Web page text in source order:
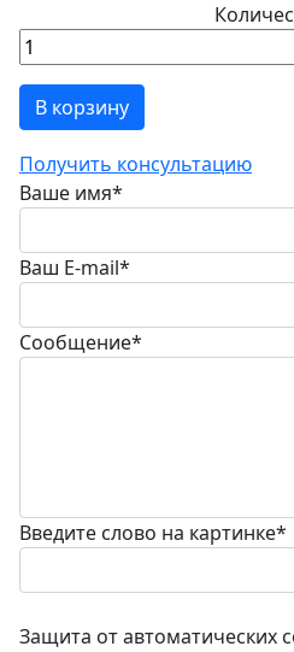
В корзину
Получить консультацию
Ваше имя*
Ваш E-mail*
Сообщение*
Введите слово на картинке*
Защита от автоматических